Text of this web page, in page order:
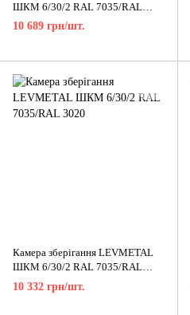
ШКМ 6/30/2 RAL 7035/RAL
1018
10 689 грн/шт.
Камера зберігання LEVMETAL
ШКМ 6/30/2 RAL 7035/RAL
3020
10 332 грн/шт.